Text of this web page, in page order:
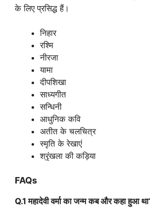
के लिए प्रसिद्ध हैं।
निहार
रश्मि
नीरजा
यामा
दीपशिखा
साध्यगीत
सन्धिनी
आधुनिक कवि
अतीत के चलचित्र
स्मृति के रेखाएं
श्रृंखला की कड़िया
FAQs
Q.1 महादेवी वर्मा का जन्म कब और कहा हुआ